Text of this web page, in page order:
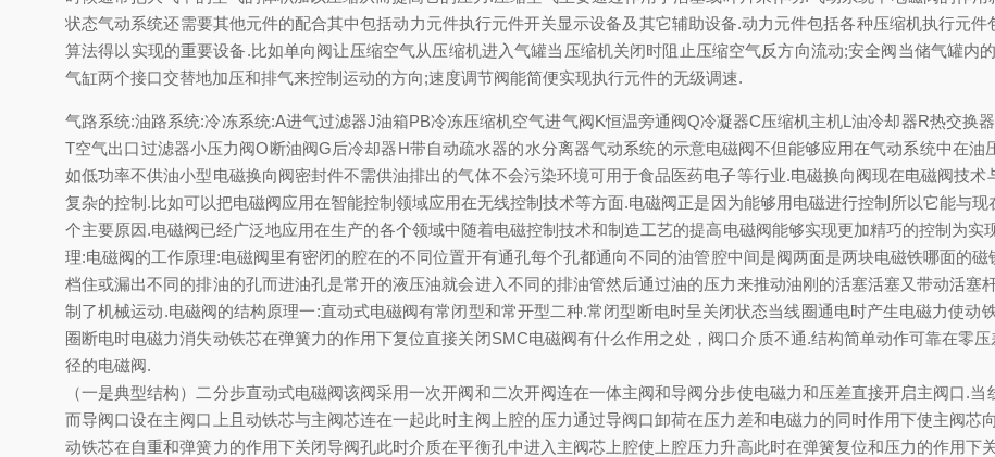
状态气动系统还需要其他元件的配合其中包括动力元件执行元件开关显示设备及其它辅助设备.动力元件包括各种压缩机执行元
算法得以实现的重要设备.比如单向阀让压缩空气从压缩机进入气罐当压缩机关闭时阻止压缩空气反方向流动;安全阀当储气罐内
气缸两个接口交替地加压和排气来控制运动的方向;速度调节阀能简便实现执行元件的无级调速.
气路系统:油路系统:冷冻系统:A进气过滤器J油箱PB冷冻压缩机空气进气阀K恒温旁通阀Q冷凝器C压缩机主机L油冷却器R热交换
T空气出口过滤器小压力阀O断油阀G后冷却器H带自动疏水器的水分离器气动系统的示意电磁阀不但能够应用在气动系统中在
如低功率不供油小型电磁换向阀密封件不需供油排出的气体不会污染环境可用于食品医药电子等行业.电磁换向阀现在电磁阀技
复杂的控制.比如可以把电磁阀应用在智能控制领域应用在无线控制技术等方面.电磁阀正是因为能够用电磁进行控制所以它能与
个主要原因.电磁阀已经广泛地应用在生产的各个领域中随着电磁控制技术和制造工艺的提高电磁阀能够实现更加精巧的控制为
理:电磁阀的工作原理:电磁阀里有密闭的腔在的不同位置开有通孔每个孔都通向不同的油管腔中间是阀两面是两块电磁铁哪面的
档住或漏出不同的排油的孔而进油孔是常开的液压油就会进入不同的排油管然后通过油的压力来推动油刚的活塞活塞又带动活
制了机械运动.电磁阀的结构原理一:直动式电磁阀有常闭型和常开型二种.常闭型断电时呈关闭状态当线圈通电时产生电磁力使动
圈断电时电磁力消失动铁芯在弹簧力的作用下复位直接关闭SMC电磁阀有什么作用之处，阀口介质不通.结构简单动作可靠在零
径的电磁阀.
（一是典型结构）二分步直动式电磁阀该阀采用一次开阀和二次开阀连在一体主阀和导阀分步使电磁力和压差直接开启主阀口.
而导阀口设在主阀口上且动铁芯与主阀芯连在一起此时主阀上腔的压力通过导阀口卸荷在压力差和电磁力的同时作用下使主阀
动铁芯在自重和弹簧力的作用下关闭导阀孔此时介质在平衡孔中进入主阀芯上腔使上腔压力升高此时在弹簧复位和压力的作用